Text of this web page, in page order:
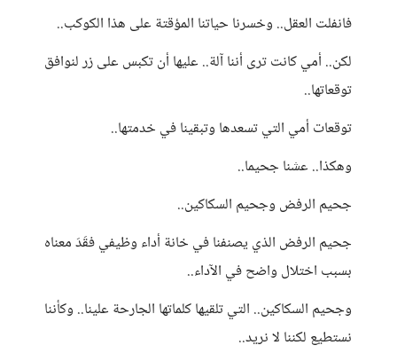
فانفلت العقل.. وخسرنا حياتنا المؤقتة على هذا الكوكب..
لكن.. أمي كانت ترى أننا آلة.. عليها أن تكبس على زر لنوافق
توقعاتها..
توقعات أمي التي تسعدها وتبقينا في خدمتها..
وهكذا.. عشنا جحيما..
جحيم الرفض وجحيم السكاكين..
جحيم الرفض الذي يصنفنا في خانة أداء وظيفي فقَدَ معناه
بسبب اختلال واضح في الآداء..
وجحيم السكاكين.. التي تلقيها كلماتها الجارحة علينا.. وكأننا
نستطيع لكننا لا نريد..